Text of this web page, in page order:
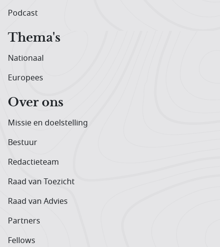
Podcast
Thema's
Nationaal
Europees
Over ons
Missie en doelstelling
Bestuur
Redactieteam
Raad van Toezicht
Raad van Advies
Partners
Fellows